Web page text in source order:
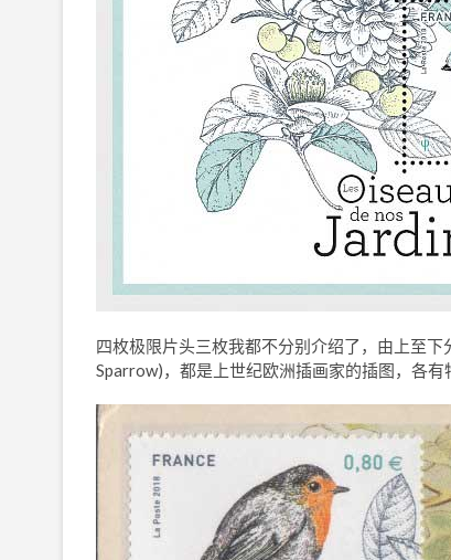
四枚极限片头三枚我都不分别介绍了，由上至
Sparrow)，都是上世纪欧洲插画家的插图，各有